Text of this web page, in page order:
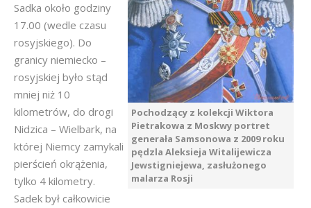
Pochodzący z kolekcji Wiktora
Pietrakowa z Moskwy portret
generała Samsonowa z 2009 roku
pędzla Aleksieja Witalijewicza
Jewstigniejewa, zasłużonego
malarza Rosji
Sadka około godziny
17.00 (wedle czasu
rosyjskiego). Do
granicy niemiecko –
rosyjskiej było stąd
mniej niż 10
kilometrów, do drogi
Nidzica – Wielbark, na
której Niemcy zamykali
pierścień okrążenia,
tylko 4 kilometry.
Sadek był całkowicie